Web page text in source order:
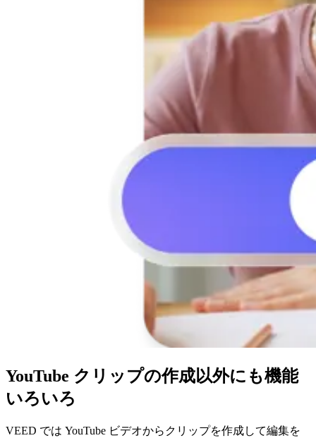
YouTube クリップの作成以外にも機能
いろいろ
VEED では YouTube ビデオからクリップを作成して編集を